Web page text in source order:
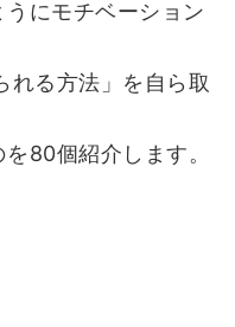
にモチベーション
れる方法」を自ら取
80個紹介します。